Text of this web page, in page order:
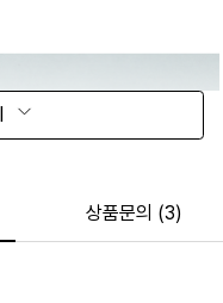
상품문의 (3)